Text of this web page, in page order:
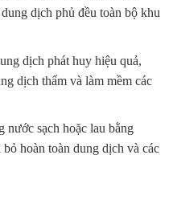
dịch phủ đều toàn bộ khu
dịch phát huy hiệu quả,
dịch thấm và làm mềm các
nước sạch hoặc lau bằng
hoàn toàn dung dịch và các